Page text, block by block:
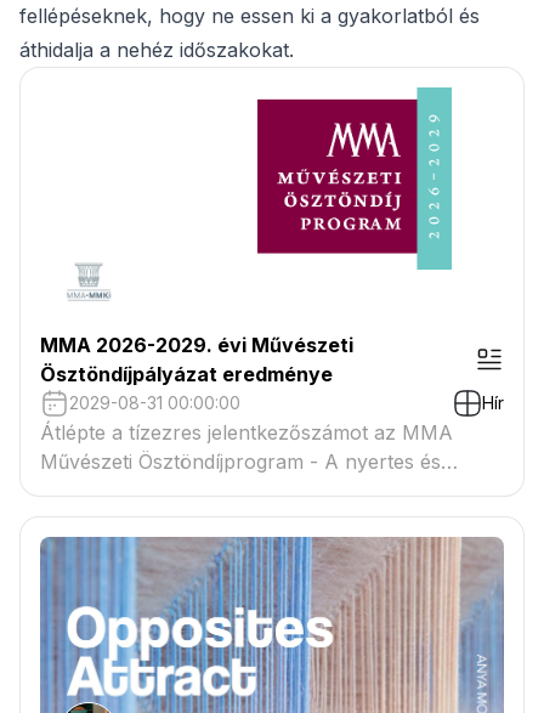
fellépéseknek, hogy ne essen ki a gyakorlatból és
áthidalja a nehéz időszakokat.
MMA 2026-2029. évi Művészeti
Ösztöndíjpályázat eredménye
2029-08-31 00:00:00 Hír
Átlépte a tízezres jelentkezőszámot az MMA
Művészeti Ösztöndíjprogram - A nyertes és
tartaléklistás pályázók névsora megtekinthető a
csatolmányban